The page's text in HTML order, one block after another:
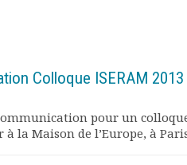
Colloque ISERAM 2013
pour un
la Maison de l’Europe, à